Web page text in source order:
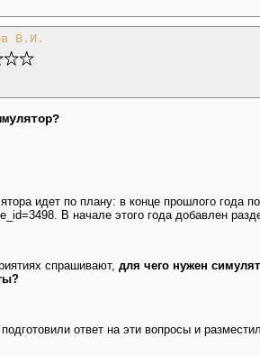
В.И.
идет по плану: в конце прошлого года
В начале этого года добавлен
спрашивают, для чего нужен
ответ на эти вопросы и